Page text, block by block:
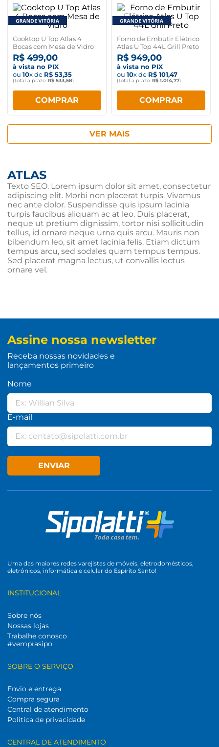
Cooktop U Top Atlas 4
Bocas com Mesa de Vidro
R$ 499,00
à vista no PIX
ou 10x de R$ 53,35
(Total a prazo: R$ 533,58)
COMPRAR
Forno de Embutir Elétrico
Atlas U Top 44L Grill Preto
R$ 949,00
à vista no PIX
ou 10x de R$ 101,47
(Total a prazo: R$ 1.014,77)
COMPRAR
ATLAS
Texto SEO. Lorem ipsum dolor sit amet, consectetur
adipiscing elit. Morbi non placerat turpis. Vivamus
nec ante dolor. Suspendisse quis ipsum lacinia
turpis faucibus aliquam ac at leo. Duis placerat,
neque ut pretium dignissim, tortor nisi sollicitudin
tellus, id ornare neque urna quis arcu. Mauris non
bibendum leo, sit amet lacinia felis. Etiam dictum
tempus arcu, sed sodales quam tempus tempus.
Sed placerat magna lectus, ut convallis lectus
ornare vel.
Assine nossa newsletter
Receba nossas novidades e
lançamentos primeiro
Nome
E-mail
ENVIAR
Uma das maiores redes varejistas de móveis, eletrodomésticos,
eletrônicos, informática e celular do Espírito Santo!
INSTITUCIONAL
Sobre nós
Nossas lojas
Trabalhe conosco
#vemprasipo
SOBRE O SERVIÇO
Envio e entrega
Compra segura
Central de atendimento
Politica de privacidade
CENTRAL DE ATENDIMENTO